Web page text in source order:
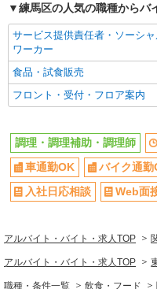
女性活躍中
フリーター歓迎
ブランクOK
エルダー（50代～）活躍中
ボーナス・賞与あり
時間固定シフト制
禁煙・分煙
社会保険あり
まかない・食事補助
社割・特典あり
研修制度あり
練馬区の人気の職種からバ
サービス提供責任者・ソーシ
ワーカー
食品・試食販売
フロント・受付・フロア案内
調理・調理補助・調理師
車通勤OK
バイク通勤
入社日応相談
Web面
アルバイト・バイト・求人TOP
アルバイト・バイト・求人TOP
職種・条件一覧 飲食・フード